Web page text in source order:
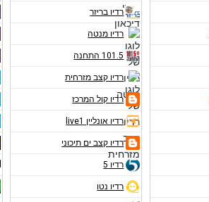
רדיו בריזר
רדיו מנטה
101.5 התחנה
רדיו קצב מזרחית
רדיו קול המרכז
רדיו אונליין live1
רדיו קצב ים תיכוני
רדיו 5
רדיו נטו